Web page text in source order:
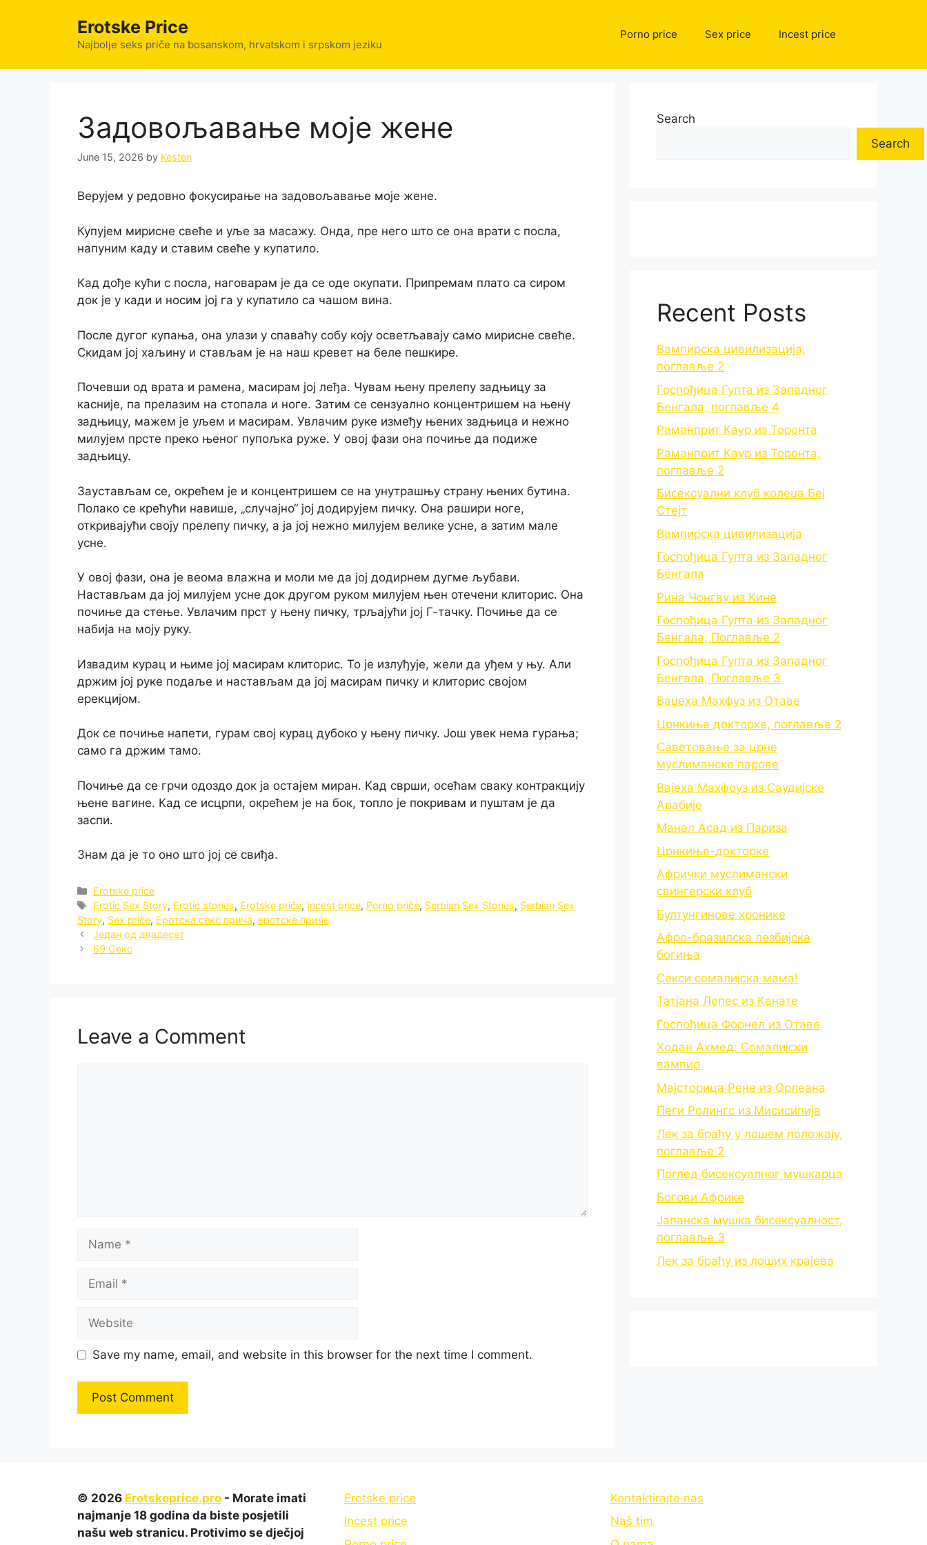
Erotske Price
Najbolje seks priče na bosanskom, hrvatskom i srpskom jeziku
Porno price Sex price Incest price
Задовољавање моје жене
June 15, 2026 by Kesten
Верујем у редовно фокусирање на задовољавање моје жене.
Купујем мирисне свеће и уље за масажу. Онда, пре него што се она врати с посла,
напуним каду и ставим свеће у купатило.
Кад дође кући с посла, наговарам је да се оде окупати. Припремам плато са сиром
док је у кади и носим јој га у купатило са чашом вина.
После дугог купања, она улази у спаваћу собу коју осветљавају само мирисне свеће.
Скидам јој хаљину и стављам је на наш кревет на беле пешкире.
Почевши од врата и рамена, масирам јој леђа. Чувам њену прелепу задњицу за
касније, па прелазим на стопала и ноге. Затим се сензуално концентришем на њену
задњицу, мажем је уљем и масирам. Увлачим руке између њених задњица и нежно
милујем прсте преко њеног пупољка руже. У овој фази она почиње да подиже
задњицу.
Заустављам се, окрећем је и концентришем се на унутрашњу страну њених бутина.
Полако се крећући навише, „случајно“ јој додирујем пичку. Она рашири ноге,
откривајући своју прелепу пичку, а ја јој нежно милујем велике усне, а затим мале
усне.
У овој фази, она је веома влажна и моли ме да јој додирнем дугме љубави.
Настављам да јој милујем усне док другом руком милујем њен отечени клиторис. Она
почиње да стење. Увлачим прст у њену пичку, трљајући јој Г-тачку. Почиње да се
набија на моју руку.
Извадим курац и њиме јој масирам клиторис. То је излуђује, жели да уђем у њу. Али
држим јој руке подаље и настављам да јој масирам пичку и клиторис својом
ерекцијом.
Док се почиње напети, гурам свој курац дубоко у њену пичку. Још увек нема гурања;
само га држим тамо.
Почиње да се грчи одоздо док ја остајем миран. Кад сврши, осећам сваку контракцију
њене вагине. Кад се исцрпи, окрећем је на бок, топло је покривам и пуштам је да
заспи.
Знам да је то оно што јој се свиђа.
Categories
Erotske price
Tags
Erotic Sex Story, Erotic stories, Erotske priče, Incest price, Porno priče, Serbian Sex Stories, Serbian Sex
Story, Sex priče, Еротска секс прича, еротске приче
Један од двадесет
69 Секс
Leave a Comment
Name
Email
Website
Save my name, email, and website in this browser for the next time I comment.
Search
Search
Recent Posts
Вампирска цивилизација,
поглавље 2
Госпођица Гупта из Западног
Бенгала, поглавље 4
Раманприт Каур из Торонта
Раманприт Каур из Торонта,
поглавље 2
Бисексуални клуб колеџа Беј
Стејт
Вампирска цивилизација
Госпођица Гупта из Западног
Бенгала
Рина Чонгву из Кине
Госпођица Гупта из Западног
Бенгала, Поглавље 2
Госпођица Гупта из Западног
Бенгала, Поглавље 3
Ваџеха Махфуз из Отаве
Црнкиње докторке, поглавље 2
Саветовање за црне
муслиманске парове
Вајеха Махфоуз из Саудијске
Арабије
Манал Асад из Париза
Црнкиње-докторке
Афрички муслимански
свингерски клуб
Бултунгинове хронике
Афро-бразилска лезбијска
богиња
Секси сомалијска мама!
Татјана Лопес из Канате
Госпођица Форнел из Отаве
Ходан Ахмед: Сомалијски
вампир
Мајсторица Рене из Орлеана
Пеги Ролингс из Мисисипија
Лек за браћу у лошем положају,
поглавље 2
Поглед бисексуалног мушкарца
Богови Африке
Јапанска мушка бисексуалност,
поглавље 3
Лек за браћу из лоших крајева
© 2026 Erotskeprice.pro - Morate imati
najmanje 18 godina da biste posjetili
našu web stranicu. Protivimo se dječjoj
Erotske price
Incest price
Kontaktirajte nas
Naš tim